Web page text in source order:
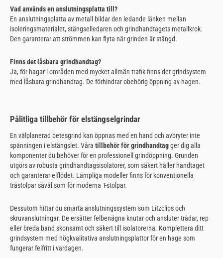
Vad används en anslutningsplatta till?
En anslutningsplatta av metall bildar den ledande länken mellan
isoleringsmaterialet, stängselledaren och grindhandtagets metallkrok.
Den garanterar att strömmen kan flyta när grinden är stängd.
Finns det låsbara grindhandtag?
Ja, för hagar i områden med mycket allmän trafik finns det grindsystem
med låsbara grindhandtag. De förhindrar obehörig öppning av hagen.
Pålitliga tillbehör för elstängselgrindar
En välplanerad betesgrind kan öppnas med en hand och avbryter inte
spänningen i elstängslet. Våra tillbehör för grindhandtagger dig alla
komponenter du behöver för en professionell grindöppning. Grunden
utgörs av robusta grindhandtagsisolatorer, som säkert håller handtaget
och garanterar elflödet. Lämpliga modeller finns för konventionella
trästolpar såväl som för moderna T-stolpar.
Dessutom hittar du smarta anslutningssystem som Litzclips och
skruvanslutningar. De ersätter felbenägna knutar och ansluter trådar, rep
eller breda band skonsamt och säkert till isolatorerna. Komplettera ditt
grindsystem med högkvalitativa anslutningsplattor för en hage som
fungerar felfritt i vardagen.